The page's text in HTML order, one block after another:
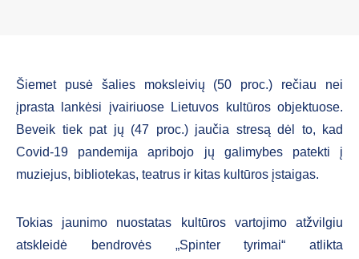
Šiemet pusė šalies moksleivių (50 proc.) rečiau nei
įprasta lankėsi įvairiuose Lietuvos kultūros objektuose.
Beveik tiek pat jų (47 proc.) jaučia stresą dėl to, kad
Covid-19 pandemija apribojo jų galimybes patekti į
muziejus, bibliotekas, teatrus ir kitas kultūros įstaigas.
Tokias jaunimo nuostatas kultūros vartojimo atžvilgiu
atskleidė bendrovės „Spinter tyrimai“ atlikta